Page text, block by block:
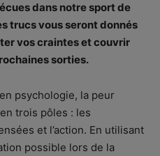
dans notre sport de
trucs vous seront donnés
vos craintes et couvrir
sorties.
psychologie, la peur
trois pôles : les
et l’action. En utilisant
possible lors de la